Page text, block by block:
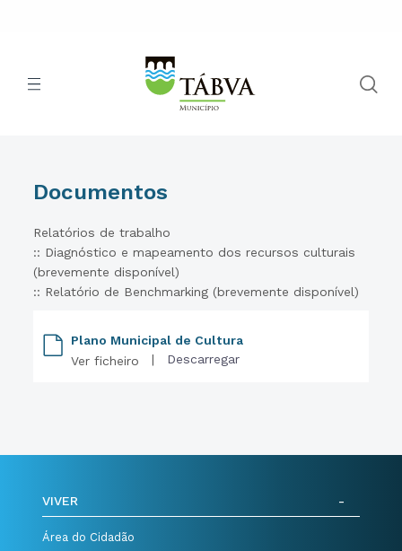
Documentos
Relatórios de trabalho
:: Diagnóstico e mapeamento dos recursos culturais
(brevemente disponível)
:: Relatório de Benchmarking (brevemente disponível)
Plano Municipal de Cultura
Ver ficheiro
| Descarregar
VIVER
Área do Cidadão